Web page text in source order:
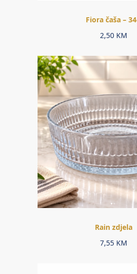
Fiora čaša –
2,50 KM
Rain zdjela
7,55 KM